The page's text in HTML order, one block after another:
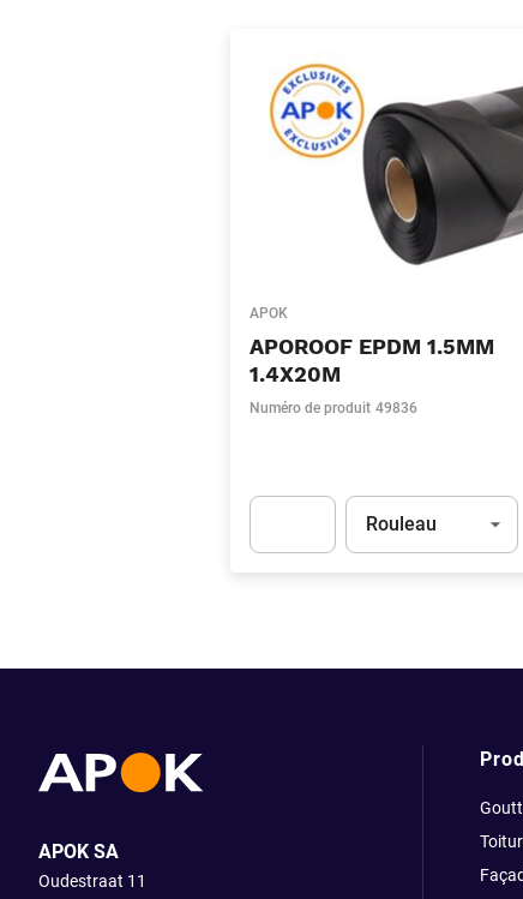
APOK
APOROOF EPDM 1.5MM
1.4X20M
Numéro de produit 49836
Unité
Rouleau
APOK SA
Oudestraat 11